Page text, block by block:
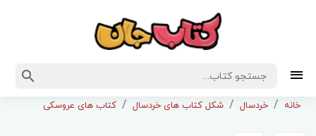
خانه خردسال شکل کتاب های خردسال کتاب های عروسکی